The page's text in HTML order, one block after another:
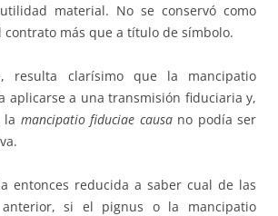
material. No se conservó como
contrato más que a título de símbolo.
resulta clarísimo que la mancipatio
aplicarse a una transmisión fiduciaria y,
la manci­pa­tio fiduciae causano podía ser
entonces reducida a saber cual de las
si el pignus o la mancipatio